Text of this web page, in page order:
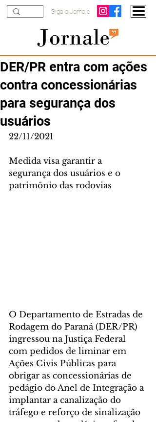
Siga o Jornale
DER/PR entra com ações
contra concessionárias
para segurança dos
usuários
22/11/2021
Medida visa garantir a
segurança dos usuários e o
patrimônio das rodovias
O Departamento de Estradas de
Rodagem do Paraná (DER/PR)
ingressou na Justiça Federal
com pedidos de liminar em
Ações Civis Públicas para
obrigar as concessionárias de
pedágio do Anel de Integração a
implantar a canalização do
tráfego e reforço de sinalização